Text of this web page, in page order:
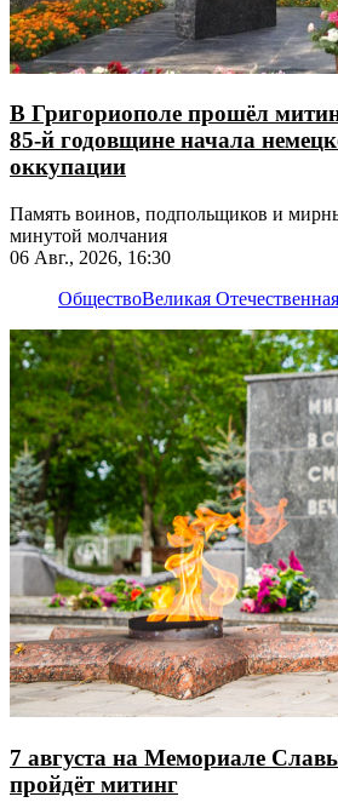
В Григориополе прошёл
85-й годовщине начала
оккупации
Память воинов, подпольщиков и
минутой молчания
06 Авг., 2026, 16:30
ОбществоВеликая
7 августа на Мемориале
пройдёт митинг